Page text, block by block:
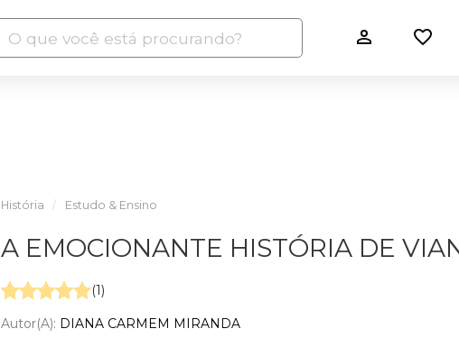
História Estudo & Ensino
A EMOCIONANTE HISTÓRIA DE
(1)
Autor(a): DIANA CARMEM MIRANDA